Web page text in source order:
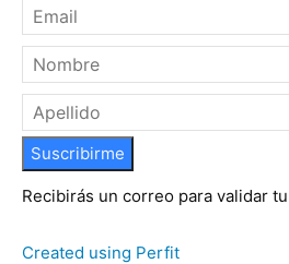
Suscribirme
Recibirás un correo para validar
Created using Perfit